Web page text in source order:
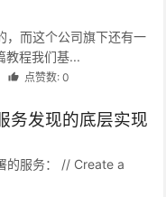
，而这个公司旗下还有一
教程我们基...
点赞数: 0
务发现的底层实现
的服务： // Create a